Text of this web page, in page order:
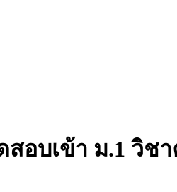
อบเข้า ม.1 วิ